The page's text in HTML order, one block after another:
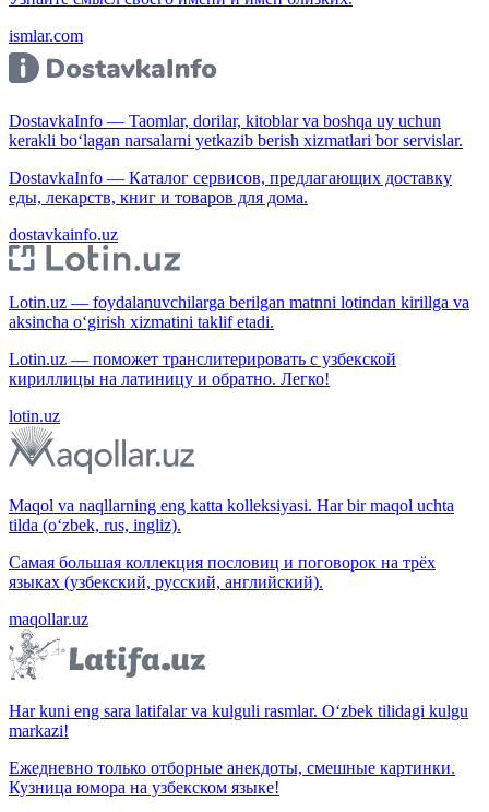
ismlar.com
DostavkaInfo — Taomlar, dorilar, kitoblar va boshqa uy uchun
kerakli bo‘lagan narsalarni yetkazib berish xizmatlari bor servislar.
DostavkaInfo — Каталог сервисов, предлагающих доставку
еды, лекарств, книг и товаров для дома.
dostavkainfo.uz
Lotin.uz — foydalanuvchilarga berilgan matnni lotindan kirillga va
aksincha o‘girish xizmatini taklif etadi.
Lotin.uz — поможет транслитерировать с узбекской
кириллицы на латиницу и обратно. Легко!
lotin.uz
Maqol va naqllarning eng katta kolleksiyasi. Har bir maqol uchta
tilda (o‘zbek, rus, ingliz).
Самая большая коллекция пословиц и поговорок на трёх
языках (узбекский, русский, английский).
maqollar.uz
Har kuni eng sara latifalar va kulguli rasmlar. O‘zbek tilidagi kulgu
markazi!
Ежедневно только отборные анекдоты, смешные картинки.
Кузница юмора на узбекском языке!